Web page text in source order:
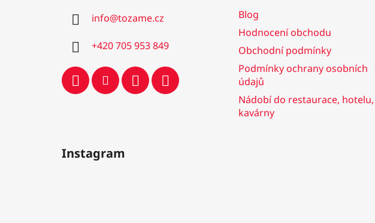
info@tozame.cz
+420 705 953 849
Blog
Hodnocení obchodu
Obchodní podmínky
Podmínky ochrany osobních
údajů
Nádobí do restaurace, hotelu,
kavárny
Instagram